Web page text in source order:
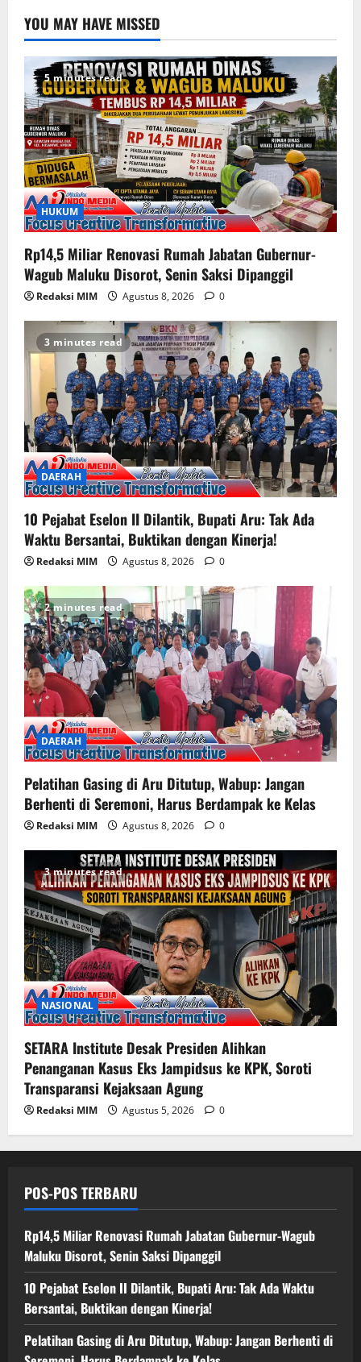
YOU MAY HAVE MISSED
5 minutes read
HUKUM
Rp14,5 Miliar Renovasi Rumah Jabatan Gubernur-
Wagub Maluku Disorot, Senin Saksi Dipanggil
Redaksi MIM Agustus 8, 2026 0
3 minutes read
DAERAH
10 Pejabat Eselon II Dilantik, Bupati Aru: Tak Ada
Waktu Bersantai, Buktikan dengan Kinerja!
Redaksi MIM Agustus 8, 2026 0
2 minutes read
DAERAH
Pelatihan Gasing di Aru Ditutup, Wabup: Jangan
Berhenti di Seremoni, Harus Berdampak ke Kelas
Redaksi MIM Agustus 8, 2026 0
3 minutes read
NASIONAL
SETARA Institute Desak Presiden Alihkan
Penanganan Kasus Eks Jampidsus ke KPK, Soroti
Transparansi Kejaksaan Agung
Redaksi MIM Agustus 5, 2026 0
POS-POS TERBARU
Rp14,5 Miliar Renovasi Rumah Jabatan Gubernur-Wagub
Maluku Disorot, Senin Saksi Dipanggil
10 Pejabat Eselon II Dilantik, Bupati Aru: Tak Ada Waktu
Bersantai, Buktikan dengan Kinerja!
Pelatihan Gasing di Aru Ditutup, Wabup: Jangan Berhenti di